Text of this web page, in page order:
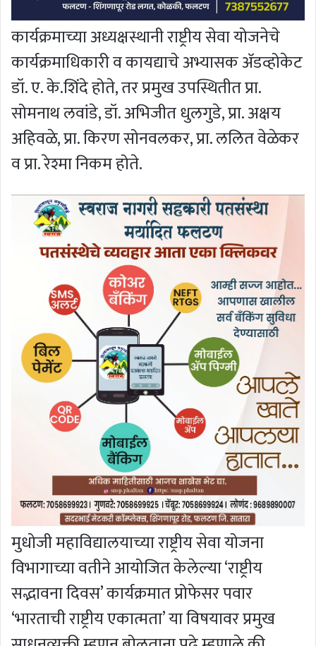
कार्यक्रमाच्या अध्यक्षस्थानी राष्ट्रीय सेवा योजनेचे
कार्यक्रमाधिकारी व कायद्याचे अभ्यासक अ‍ॅडव्होकेट
डॉ. ए. के.शिंदे होते, तर प्रमुख उपस्थितीत प्रा.
सोमनाथ लवांडे, डॉ. अभिजीत धुलगुडे, प्रा. अक्षय
अहिवळे, प्रा. किरण सोनवलकर, प्रा. ललित वेळेकर
व प्रा. रेश्मा निकम होते.
मुधोजी महाविद्यालयाच्या राष्ट्रीय सेवा योजना
विभागाच्या वतीने आयोजित केलेल्या ‘राष्ट्रीय
सद्भावना दिवस’ कार्यक्रमात प्रोफेसर पवार
‘भारताची राष्ट्रीय एकात्मता’ या विषयावर प्रमुख